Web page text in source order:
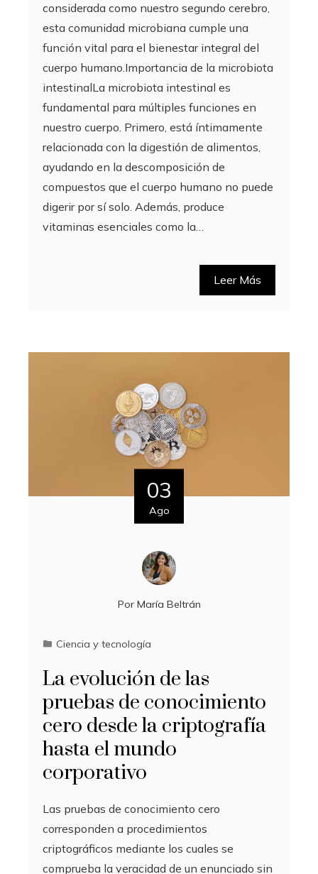
considerada como nuestro segundo cerebro,
esta comunidad microbiana cumple una
función vital para el bienestar integral del
cuerpo humano.Importancia de la microbiota
intestinalLa microbiota intestinal es
fundamental para múltiples funciones en
nuestro cuerpo. Primero, está íntimamente
relacionada con la digestión de alimentos,
ayudando en la descomposición de
compuestos que el cuerpo humano no puede
digerir por sí solo. Además, produce
vitaminas esenciales como la…
Leer Más
03
Ago
Por María Beltrán
Ciencia y tecnología
La evolución de las
pruebas de conocimiento
cero desde la criptografía
hasta el mundo
corporativo
Las pruebas de conocimiento cero
corresponden a procedimientos
criptográficos mediante los cuales se
comprueba la veracidad de un enunciado sin